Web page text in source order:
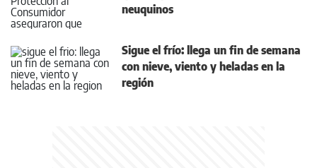
neuquinos
Sigue el frío: llega un fin de semana
con nieve, viento y heladas en la
región